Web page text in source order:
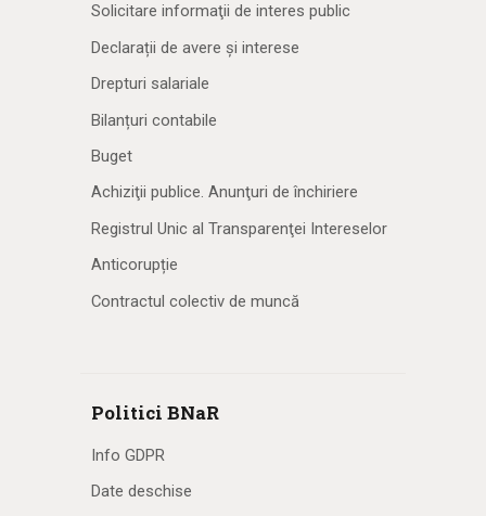
Solicitare informaţii de interes public
Declarații de avere și interese
Drepturi salariale
Bilanțuri contabile
Buget
Achiziţii publice. Anunţuri de închiriere
Registrul Unic al Transparenţei Intereselor
Anticorupție
Contractul colectiv de muncă
Politici BNaR
Info GDPR
Date deschise